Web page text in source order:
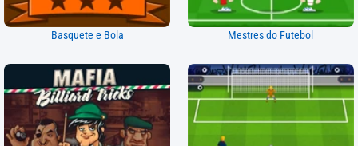
Basquete e Bola Mestres do Futebol